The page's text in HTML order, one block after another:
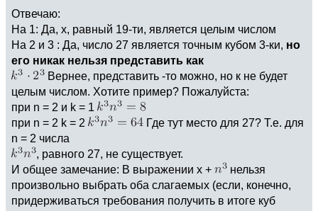
Отвечаю:
На 1: Да, х, равный 19-ти, является целым числом
На 2 и 3 : Да, число 27 является точным кубом 3-ки, но
его никак нельзя представить как
Вернее, представить -то можно, но к не будет
целым числом. Хотите пример? Пожалуйста:
при n = 2 и k = 1
при n = 2 k = 2
Где тут место для 27? Т.е. для
n = 2 числа
, равного 27, не существует.
И общее замечание: В выражении x +
нельзя
произвольно выбрать оба слагаемых (если, конечно,
придерживаться требования получить в итоге куб